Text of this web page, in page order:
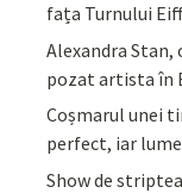
fața Turnului
Alexandra Stan,
pozat artista în
Coșmarul unei
perfect, iar
Show de